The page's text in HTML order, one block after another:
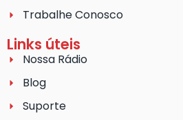
Trabalhe Conosco
Links úteis
Nossa Rádio
Blog
Suporte